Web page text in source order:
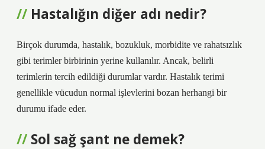
Hastalığın diğer adı nedir?
Birçok durumda, hastalık, bozukluk, morbidite ve rahatsızlık
gibi terimler birbirinin yerine kullanılır. Ancak, belirli
terimlerin tercih edildiği durumlar vardır. Hastalık terimi
genellikle vücudun normal işlevlerini bozan herhangi bir
durumu ifade eder.
Sol sağ şant ne demek?